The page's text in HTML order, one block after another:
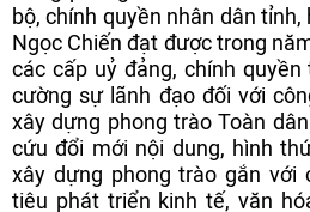
bộ, chính quyền nhân dân
Ngọc Chiến đạt được trong
các cấp uỷ đảng, chính
cường sự lãnh đạo đối với
xây dựng phong trào Toàn
cứu đổi mới nội dung, hình
xây dựng phong trào gắn với
tiêu phát triển kinh tế, văn